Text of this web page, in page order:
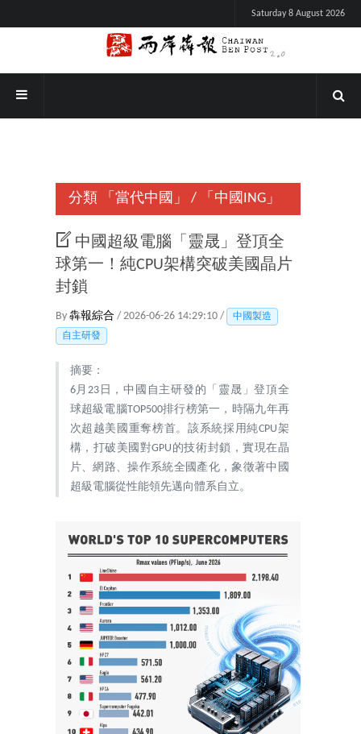
Saturday 8 August 2026
分類 「當代中國」 / 「中國ING」
中國超級電腦「靈晟」登頂全
球第一！純CPU架構突破美國晶片
封鎖
By 犇報綜合 / 2026-06-26 14:29:10 /
中國製造
自主研發
摘要：
6月23日，中國自主研發的「靈晟」登頂全
球超級電腦TOP500排行榜第一，時隔九年再
次超越美國重奪榜首。該系統採用純CPU架
構，打破美國對GPU的技術封鎖，實現在晶
片、網路、操作系統全國產化，象徵著中國
超級電腦從性能領先邁向體系自立。